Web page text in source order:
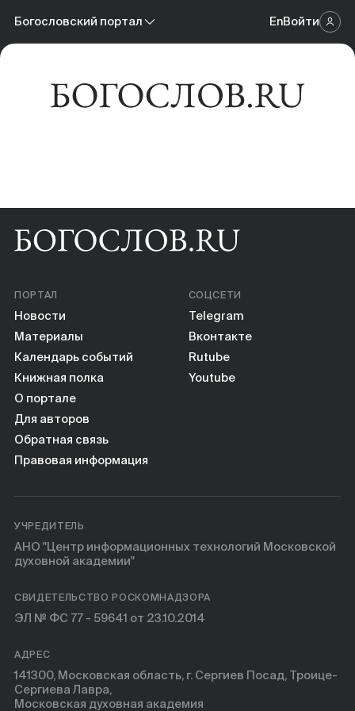
Богословский портал
Богословский портал
EnВойти
Новости
Научные инструменты
ПОРТАЛ
Новости
Материалы
Календарь событий
Книжная полка
О портале
Для авторов
Обратная связь
Правовая информация
СОЦСЕТИ
Telegram
Вконтакте
Rutube
Youtube
УЧРЕДИТЕЛЬ
АНО "Центр информационных технологий Московской
духовной академии"
СВИДЕТЕЛЬСТВО РОСКОМНАДЗОРА
ЭЛ № ФС 77 - 59641 от 23.10.2014
АДРЕС
141300, Московская область, г. Сергиев Посад, Троице-
Сергиева Лавра,
Московская духовная академия